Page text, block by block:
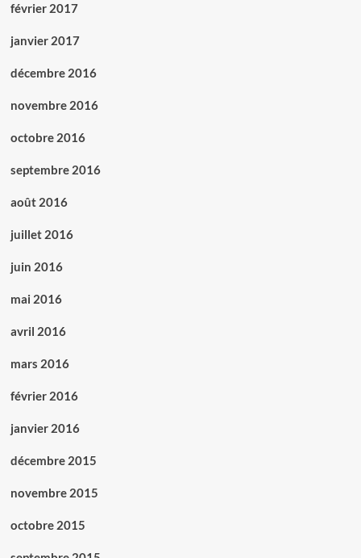
février 2017
janvier 2017
décembre 2016
novembre 2016
octobre 2016
septembre 2016
août 2016
juillet 2016
juin 2016
mai 2016
avril 2016
mars 2016
février 2016
janvier 2016
décembre 2015
novembre 2015
octobre 2015